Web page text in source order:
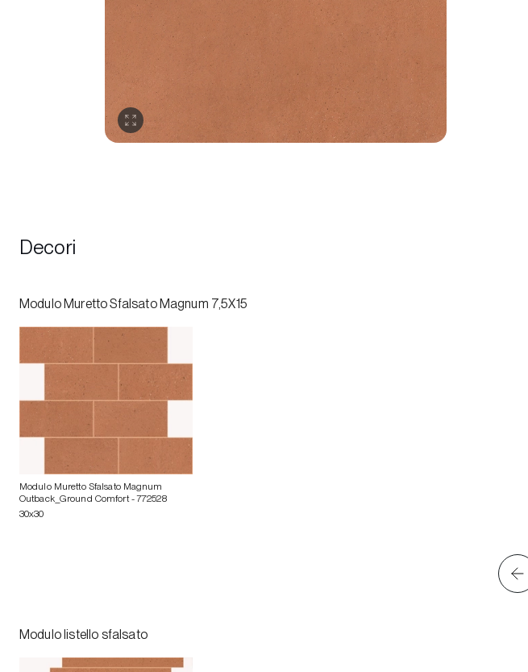
Decori
Modulo Muretto Sfalsato Magnum 7,5X15
Modulo Muretto Sfalsato Magnum
Outback_Ground Comfort- 772528
30x30
Modulo listello sfalsato